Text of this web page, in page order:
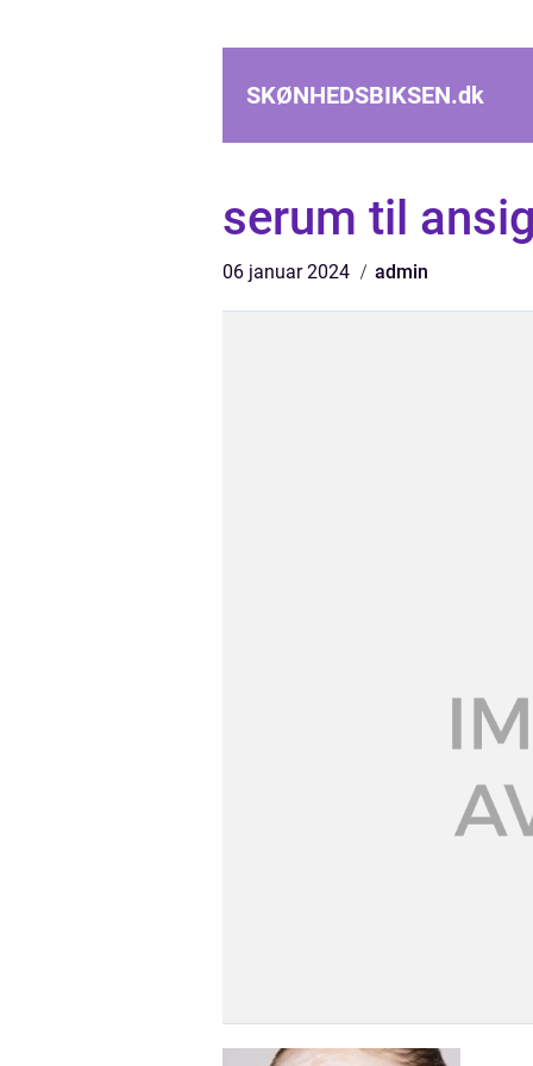
SKØNHEDSBIKSEN.dk
serum til
06 januar 2024 admin